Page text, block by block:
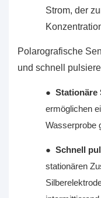
Strom, der
Polarografische
und schnell
● Stationäre
ermöglichen
Wasserprobe
● Schnell
stationären